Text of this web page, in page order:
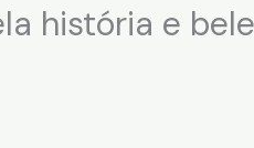
história e